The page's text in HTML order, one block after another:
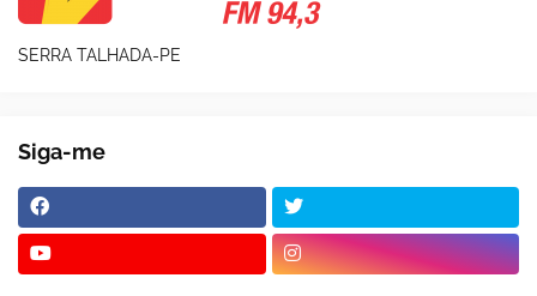
SERRA TALHADA-PE
Siga-me